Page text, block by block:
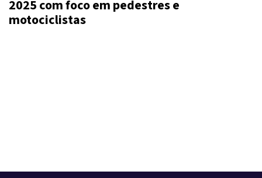
2025 com foco em pedestres e
motociclistas